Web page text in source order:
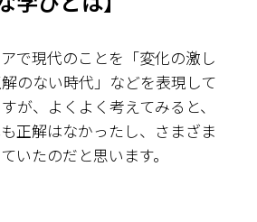
で現代のことを「変化の激し
のない時代」などを表現して
が、よくよく考えてみると、
正解はなかったし、さまざま
いたのだと思います。